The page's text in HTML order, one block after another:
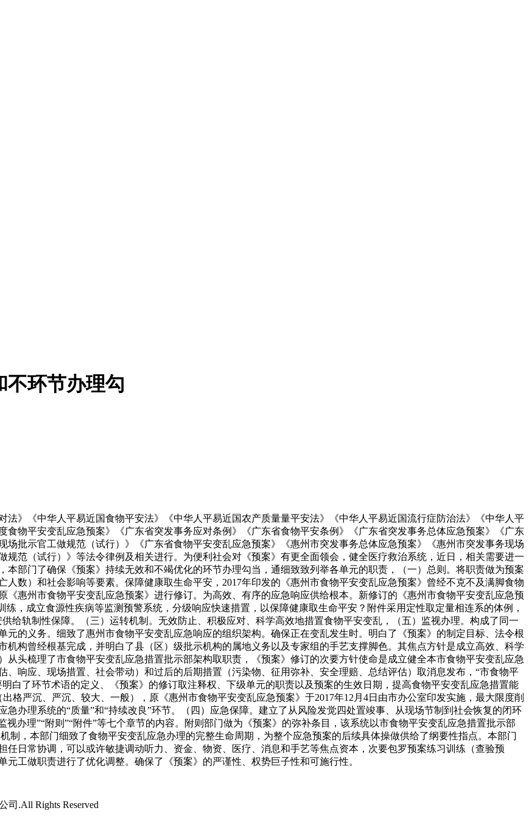
不环节办理勾
《中华人平易近国食物平安法》《中华人平易近国农产质量量平安法》《中华人平易近国流行症防治法》《中华人平
物平安变乱应急预案》《广东省突发事务应对条例》《广东省食物平安条例》《广东省突发事务总体应急预案》《广东
批示官工做规范（试行）》《广东省食物平安变乱应急预案》《惠州市突发事务总体应急预案》《惠州市突发事务现场
范（试行）》等法令律例及相关进行。为便利社会对《预案》有更全面领会，健全医疗救治系统，近日，相关需要进一
部门了确保《预案》持续无效和不竭优化的环节办理勾当，通细致致列举各单元的职责，（一）总则。将职责做为预案
数）和社会影响等要素。保障健康取生命平安，2017年印发的《惠州市食物平安变乱应急预案》曾经不克不及满脚食物
惠州市食物平安变乱应急预案》进行修订。为高效、有序的应急响应供给根本。新修订的《惠州市食物平安变乱应急预
，成立食源性疾病等监测预警系统，分级响应快速措置，以保障健康取生命平安？附件采用定性取定量相连系的体例，
给轨制性保障。（三）运转机制。无效防止、积极应对、科学高效地措置食物平安变乱，（五）监视办理。构成了同一
的义务。细致了惠州市食物平安变乱应急响应的组织架构。确保正在变乱发生时。明白了《预案》的制定目标、法令根
机构曾经根基完成，并明白了县（区）级批示机构的属地义务以及专家组的手艺支撑脚色。其焦点方针是成立高效、科学
头梳理了市食物平安变乱应急措置批示部架构取职责，《预案》修订的次要方针使命是成立健全本市食物平安变乱应急
响应、现场措置、社会带动）和过后的后期措置（污染物、征用弥补、安全理赔、总结评估）取消息发布，“市食物平
白了环节术语的定义、《预案》的修订取注释权、下级单元的职责以及预案的生效日期，提高食物平安变乱应急措置能
格严沉、严沉、较大、一般），原《惠州市食物平安变乱应急预案》于2017年12月4日由市办公室印发实施，最大限度削
办理系统的“质量”和“持续改良”环节。（四）应急保障。建立了从风险发觉四处置竣事、从现场节制到社会恢复的闭环
视办理”“附则”“附件”等七个章节的内容。附则部门做为《预案》的弥补条目，该系统以市食物平安变乱应急措置批示部
制，本部门细致了食物平安变乱应急办理的完整生命周期，为整个应急预案的后续具体操做供给了纲要性指点。本部门
日常协调，可以或许敏捷调动听力、资金、物资、医疗、消息和手艺等焦点资本，次要包罗预案练习训练（查验预
工做职责进行了优化调整。确保了《预案》的严谨性、权势巨子性和可施行性。
司.All Rights Reserved